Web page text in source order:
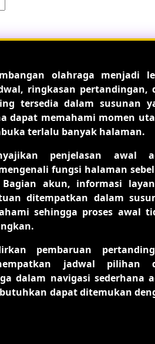
olahraga menjadi
ringkasan pertandingan,
tersedia dalam susunan
dapat memahami momen
terlalu banyak halaman.
penjelasan awal
fungsi halaman
akun, informasi
ditempatkan dalam
sehingga proses awal
pembaruan
jadwal pilihan
dalam navigasi sederhana
dapat ditemukan